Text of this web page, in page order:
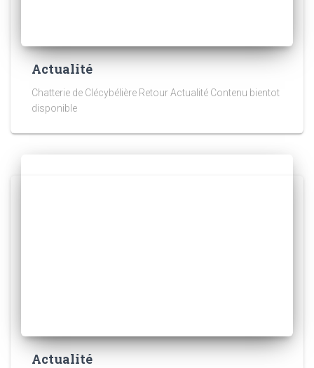
Actualité
Chatterie de Clécybélière Retour Actualité Contenu bientot
disponible
Actualité